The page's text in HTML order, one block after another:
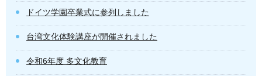
ドイツ学園卒業式に参列しました
台湾文化体験講座が開催されました
令和6年度 多文化教育